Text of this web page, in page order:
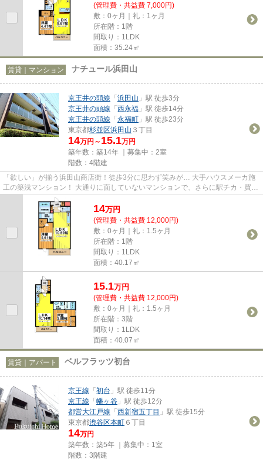
(管理費・共益費 7,000円)
敷：0ヶ月｜礼：1ヶ月
所在階：1階
間取り：1LDK
面積：35.24㎡
賃貸｜マンション ナチュール浜田山
京王井の頭線 「浜田山 」駅 徒歩3分
京王井の頭線 「西永福 」駅 徒歩14分
京王井の頭線 「永福町 」駅 徒歩23分
東京都杉並区浜田山 ３丁目
14万円～ 15.1万円
築年数：築14年 ｜募集中： 2室
階数：4階建
「欲しい」が揃う浜田山商店街！徒歩3分に思わず笑みが… 大手ハウスメーカ施
工の築浅マンション！ 大通りに面していないマンションで、さらに駅チカ・買い
物便利な住環境から人気が集...
14万円
(管理費・共益費 12,000円)
敷：0ヶ月｜礼：1.5ヶ月
所在階：1階
間取り：1LDK
面積：40.17㎡
15.1万円
(管理費・共益費 12,000円)
敷：0ヶ月｜礼：1.5ヶ月
所在階：3階
間取り：1LDK
面積：40.07㎡
賃貸｜アパート ベルフラッツ初台
京王線 「初台 」駅 徒歩11分
京王線 「幡ヶ谷 」駅 徒歩12分
都営大江戸線 「西新宿五丁目 」駅 徒歩15分
東京都渋谷区本町 ６丁目
14万円
築年数：築5年 ｜募集中： 1室
階数：3階建